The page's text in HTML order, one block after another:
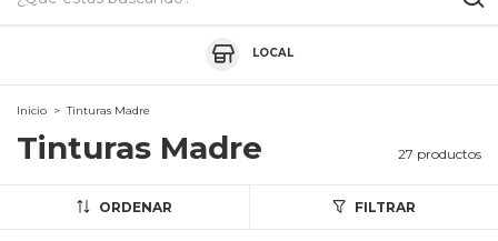
LOCAL
Inicio > Tinturas Madre
Tinturas Madre 27 productos
ORDENAR FILTRAR